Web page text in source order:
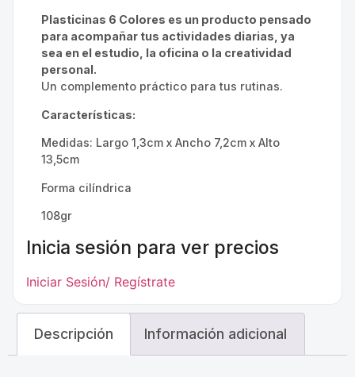
Plasticinas 6 Colores es un producto pensado
para acompañar tus actividades diarias, ya
sea en el estudio, la oficina o la creatividad
personal.
Un complemento práctico para tus rutinas.
Características:
Medidas: Largo 1,3cm x Ancho 7,2cm x Alto
13,5cm
Forma cilíndrica
108gr
Inicia sesión para ver precios
Iniciar Sesión/ Regístrate
Descripción Información adicional